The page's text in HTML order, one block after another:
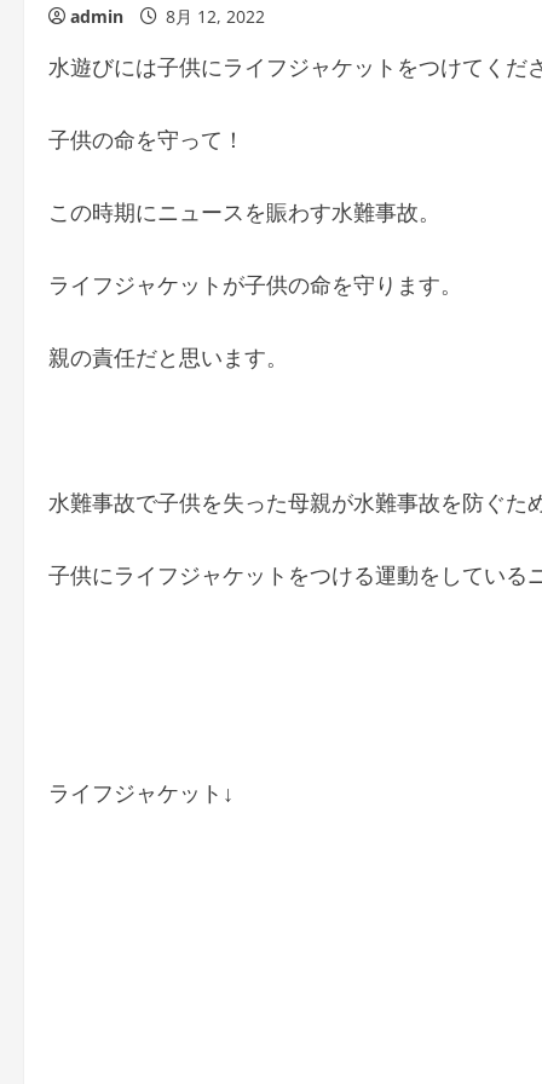
admin 8月 12, 2022
水遊びには子供にライフジャケットをつけてくださ
子供の命を守って！
この時期にニュースを賑わす水難事故。
ライフジャケットが子供の命を守ります。
親の責任だと思います。
水難事故で子供を失った母親が水難事故を防ぐた
子供にライフジャケットをつける運動をしている
ライフジャケット↓